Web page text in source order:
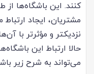
کنند. این باشگاه‌ها از
مشتریان، ایجاد
نزدیکتر و مؤثرتر با
می‌تواند به شرح زیر